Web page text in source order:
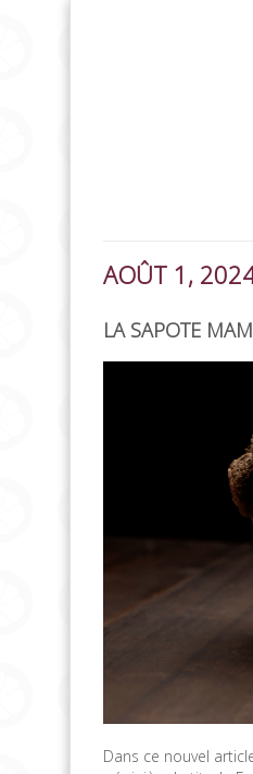
AOÛT 1,
LA SAPOTE
Dans ce nouvel